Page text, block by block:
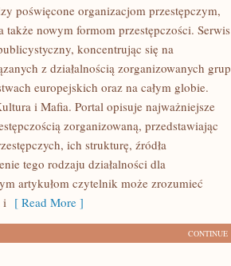
poświęcone organizacjom przestępczym,
nowym formom przestępczości. Serwis
koncentrując się na
z działalnością zorganizowanych grup
europejskich oraz na całym globie.
i Mafia. Portal opisuje najważniejsze
zorganizowaną, przedstawiając
ich strukturę, źródła
tego rodzaju działalności dla
artykułom czytelnik może zrozumieć
i [ Read More ]
CONTINUE